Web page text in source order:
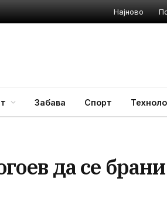
Најново
Забава Спорт
да се брани